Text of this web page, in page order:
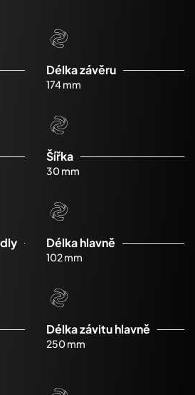
Délka závěru
174 mm
Šířka
30 mm
Délka hlavně
102 mm
Délka závitu hlavně
250 mm